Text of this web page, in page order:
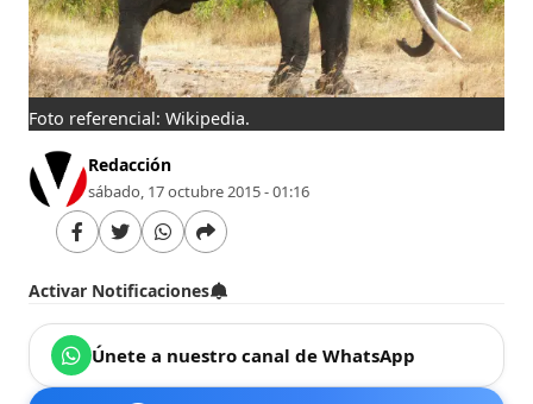
Foto referencial: Wikipedia.
Redacción
sábado, 17 octubre 2015 - 01:16
Activar Notificaciones
Únete a nuestro canal de WhatsApp